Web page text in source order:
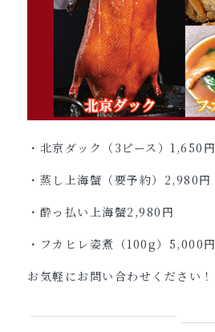
・北京ダック（3ピース）1,650円
・蒸し上海蟹（要予約）2,980円
・酔っ払い上海蟹2,980円
・フカヒレ姿煮（100g）5,000円
お気軽にお問い合わせください！